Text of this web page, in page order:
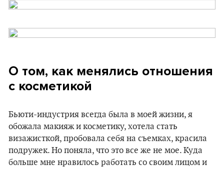
О том, как менялись отношения
с косметикой
Бьюти-индустрия всегда была в моей жизни, я
обожала макияж и косметику, хотела стать
визажисткой, пробовала себя на съемках, красила
подружек. Но поняла, что это все же не мое. Куда
больше мне нравилось работать со своим лицом и